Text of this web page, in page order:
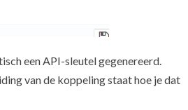
een API-sleutel gegenereerd.
van de koppeling staat hoe je dat